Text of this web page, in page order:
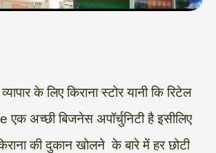
के लिए किराना स्टोर यानी कि रिटेल
एक अच्छी बिजनेस अपॉर्चुनिटी है इसीलिए
की दुकान खोलने के बारे में हर छोटी